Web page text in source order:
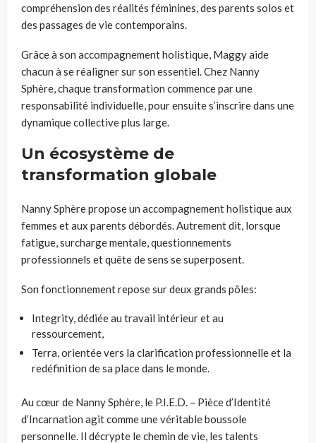
compréhension des réalités féminines, des parents solos et
des passages de vie contemporains.
Grâce à son accompagnement holistique, Maggy aide
chacun à se réaligner sur son essentiel. Chez Nanny
Sphère, chaque transformation commence par une
responsabilité individuelle, pour ensuite s’inscrire dans une
dynamique collective plus large.
Un écosystème de
transformation globale
Nanny Sphère propose un accompagnement holistique aux
femmes et aux parents débordés. Autrement dit, lorsque
fatigue, surcharge mentale, questionnements
professionnels et quête de sens se superposent.
Son fonctionnement repose sur deux grands pôles:
Integrity, dédiée au travail intérieur et au
ressourcement,
Terra, orientée vers la clarification professionnelle et la
redéfinition de sa place dans le monde.
Au cœur de Nanny Sphère, le P.I.E.D. – Pièce d’Identité
d’Incarnation agit comme une véritable boussole
personnelle. Il décrypte le chemin de vie, les talents